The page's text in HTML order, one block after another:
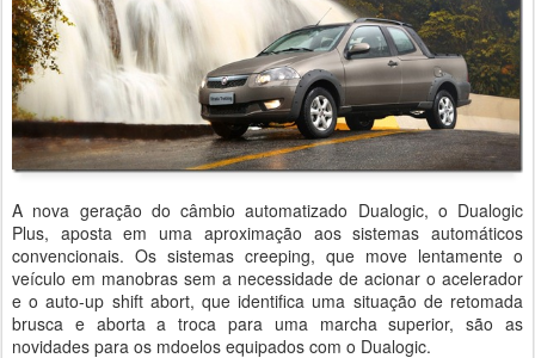
A nova geração do câmbio automatizado Dualogic, o Dualogic
Plus, aposta em uma aproximação aos sistemas automáticos
convencionais. Os sistemas creeping, que move lentamente o
veículo em manobras sem a necessidade de acionar o acelerador
e o auto-up shift abort, que identifica uma situação de retomada
brusca e aborta a troca para uma marcha superior, são as
novidades para os mdoelos equipados com o Dualogic.